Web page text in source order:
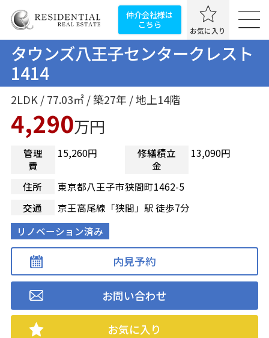
仲介会社様は
こちら
お気に入り
タウンズ八王子センタークレスト
1414
2LDK / 77.03㎡ / 築27年 / 地上14階
4,290万円
管理
費
15,260円
修繕積立
金
13,090円
住所
東京都八王子市狭間町1462-5
交通
京王高尾線「狭間」駅 徒歩7分
リノベーション済み
内見予約
お問い合わせ
お気に入り